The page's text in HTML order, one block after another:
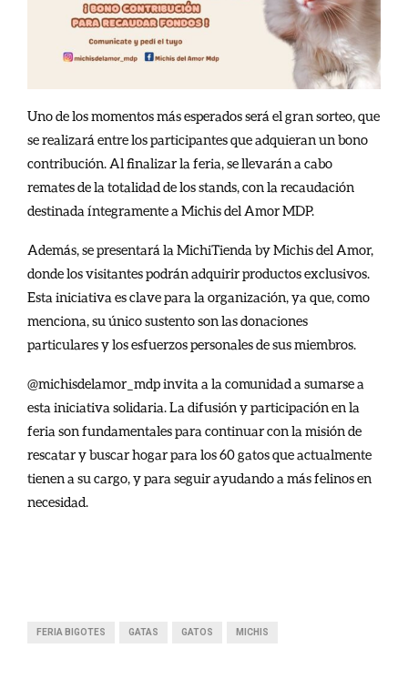
Uno de los momentos más esperados será el gran sorteo, que
se realizará entre los participantes que adquieran un bono
contribución. Al finalizar la feria, se llevarán a cabo
remates de la totalidad de los stands, con la recaudación
destinada íntegramente a Michis del Amor MDP.
Además, se presentará la MichiTienda by Michis del Amor,
donde los visitantes podrán adquirir productos exclusivos.
Esta iniciativa es clave para la organización, ya que, como
menciona, su único sustento son las donaciones
particulares y los esfuerzos personales de sus miembros.
@michisdelamor_mdp invita a la comunidad a sumarse a
esta iniciativa solidaria. La difusión y participación en la
feria son fundamentales para continuar con la misión de
rescatar y buscar hogar para los 60 gatos que actualmente
tienen a su cargo, y para seguir ayudando a más felinos en
necesidad.
FERIA BIGOTES GATAS GATOS MICHIS